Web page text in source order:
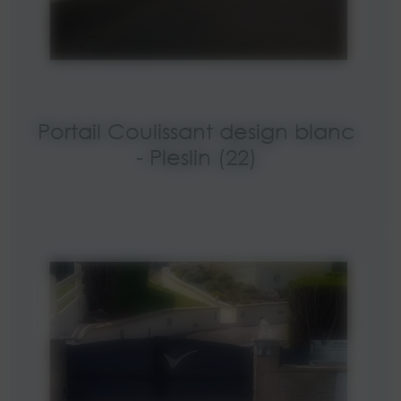
Portail Coulissant design blanc
- Pleslin (22)